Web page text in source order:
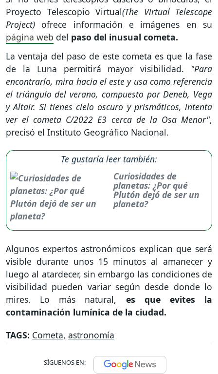
Proyecto Telescopio Virtual(The Virtual Telescope
Project) ofrece información e imágenes en su
página web del paso del inusual cometa.
La ventaja del paso de este cometa es que la fase
de la Luna permitirá mayor visibilidad. "Para
encontrarlo, mira hacia el este y usa como referencia
el triángulo del verano, compuesto por Deneb, Vega
y Altair. Si tienes cielo oscuro y prismáticos, intenta
ver el cometa C/2022 E3 cerca de la Osa Menor",
precisó el Instituto Geográfico Nacional.
Te gustaría leer también:
Curiosidades de
planetas: ¿Por qué
Plutón dejó de ser un
planeta?
Algunos expertos astronómicos explican que será
visible durante unos 15 minutos al amanecer y
luego al atardecer, sin embargo las condiciones de
visibilidad pueden variar según desde donde lo
mires. Lo más natural, es que evites la
contaminación lumínica de la ciudad.
TAGS: Cometa, astronomía
SÍGUENOS EN: